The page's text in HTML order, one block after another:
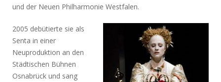
und der Neuen Philharmonie Westfalen.
2005 debütierte sie als
Senta in einer
Neuproduktion an den
Städtischen Bühnen
Osnabrück und sang